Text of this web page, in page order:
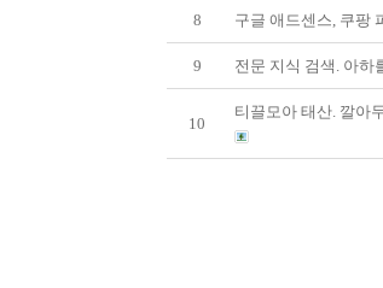
8 구글 애드센스, 쿠팡
9 전문 지식 검색. 아하
10
티끌모아 태산. 깔아